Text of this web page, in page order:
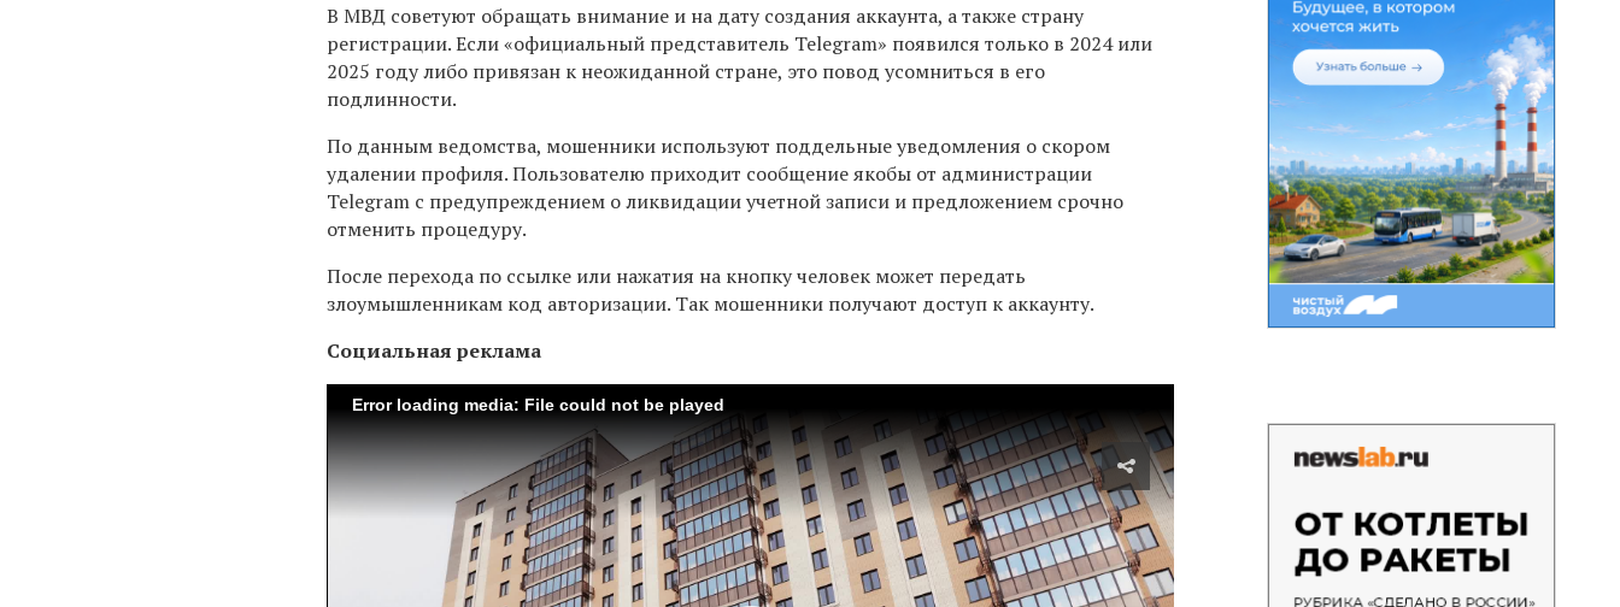
В МВД советуют обращать внимание и на дату создания аккаунта, а также страну
регистрации. Если «официальный представитель Telegram» появился только в 2024 или
2025 году либо привязан к неожиданной стране, это повод усомниться в его
подлинности.
По данным ведомства, мошенники используют поддельные уведомления о скором
удалении профиля. Пользователю приходит сообщение якобы от администрации
Telegram с предупреждением о ликвидации учетной записи и предложением срочно
отменить процедуру.
После перехода по ссылке или нажатия на кнопку человек может передать
злоумышленникам код авторизации. Так мошенники получают доступ к аккаунту.
Социальная реклама
Error loading media: File could not be played